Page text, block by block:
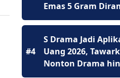
Emas 5 Gram
#4
S Drama Jadi
Uang 2026,
Nonton Drama